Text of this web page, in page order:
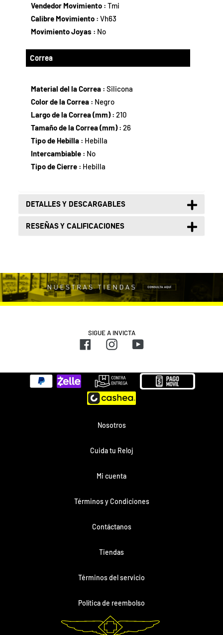
Vendedor Movimiento :Tmi
Calibre Movimiento :Vh63
Movimiento Joyas : No
Correa
Material del la Correa :Silicona
Color de la Correa : Negro
Largo de la Correa (mm) :210
Tamaño de la Correa (mm) :26
Tipo de Hebilla : Hebilla
Intercambiable : No
Tipo de Cierre : Hebilla
DETALLES Y DESCARGABLES
RESEÑAS Y CALIFICACIONES
SIGUE A INVICTA
FacebookInstagramYouTube
Métodos
de
Nosotros
Cuida tu Reloj
Mi cuenta
Términos y Condiciones
Contáctanos
Tiendas
Términos del servicio
Política de reembolso